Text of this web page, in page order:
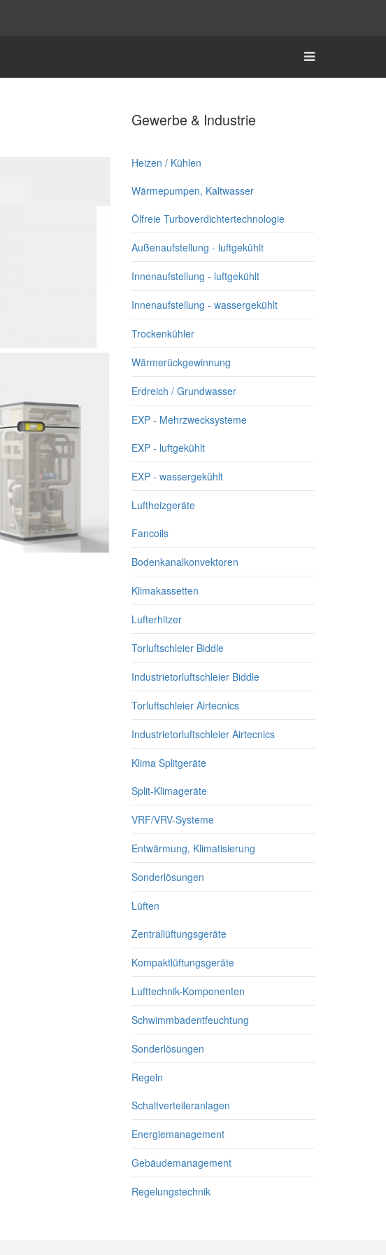
Gewerbe & Industrie
Heizen / Kühlen
Wärmepumpen, Kaltwasser
Ölfreie Turboverdichtertechnologie
Außenaufstellung - luftgekühlt
Innenaufstellung - luftgekühlt
Innenaufstellung - wassergekühlt
Trockenkühler
Wärmerückgewinnung
Erdreich / Grundwasser
EXP - Mehrzwecksysteme
EXP - luftgekühlt
EXP - wassergekühlt
Luftheizgeräte
Fancoils
Bodenkanalkonvektoren
Klimakassetten
Lufterhitzer
Torluftschleier Biddle
Industrietorluftschleier Biddle
Torluftschleier Airtecnics
Industrietorluftschleier Airtecnics
Klima Splitgeräte
Split-Klimageräte
VRF/VRV-Systeme
Entwärmung, Klimatisierung
Sonderlösungen
Lüften
Zentrallüftungsgeräte
Kompaktlüftungsgeräte
Lufttechnik-Komponenten
Schwimmbadentfeuchtung
Sonderlösungen
Regeln
Schaltverteileranlagen
Energiemanagement
Gebäudemanagement
Regelungstechnik